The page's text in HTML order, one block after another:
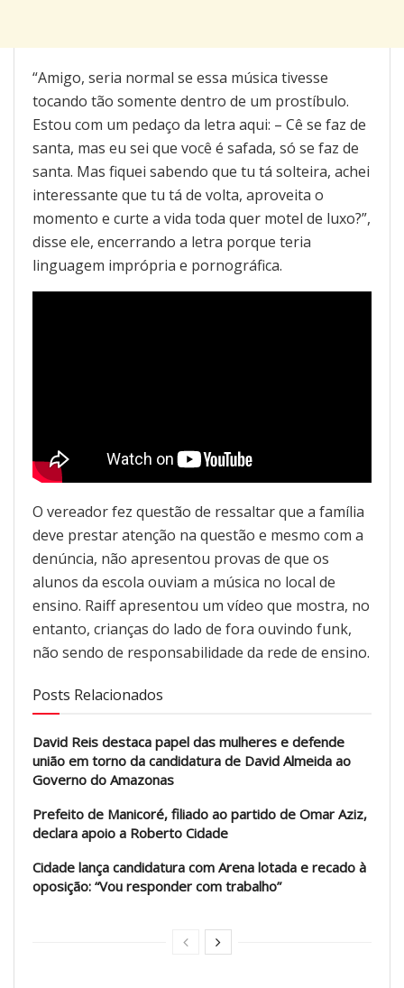
“Amigo, seria normal se essa música tivesse
tocando tão somente dentro de um prostíbulo.
Estou com um pedaço da letra aqui: – Cê se faz de
santa, mas eu sei que você é safada, só se faz de
santa. Mas fiquei sabendo que tu tá solteira, achei
interessante que tu tá de volta, aproveita o
momento e curte a vida toda quer motel de luxo?”,
disse ele, encerrando a letra porque teria
linguagem imprópria e pornográfica.
O vereador fez questão de ressaltar que a família
deve prestar atenção na questão e mesmo com a
denúncia, não apresentou provas de que os
alunos da escola ouviam a música no local de
ensino. Raiff apresentou um vídeo que mostra, no
entanto, crianças do lado de fora ouvindo funk,
não sendo de responsabilidade da rede de ensino.
Posts Relacionados
David Reis destaca papel das mulheres e defende
união em torno da candidatura de David Almeida ao
Governo do Amazonas
Prefeito de Manicoré, filiado ao partido de Omar Aziz,
declara apoio a Roberto Cidade
Cidade lança candidatura com Arena lotada e recado à
oposição: “Vou responder com trabalho”